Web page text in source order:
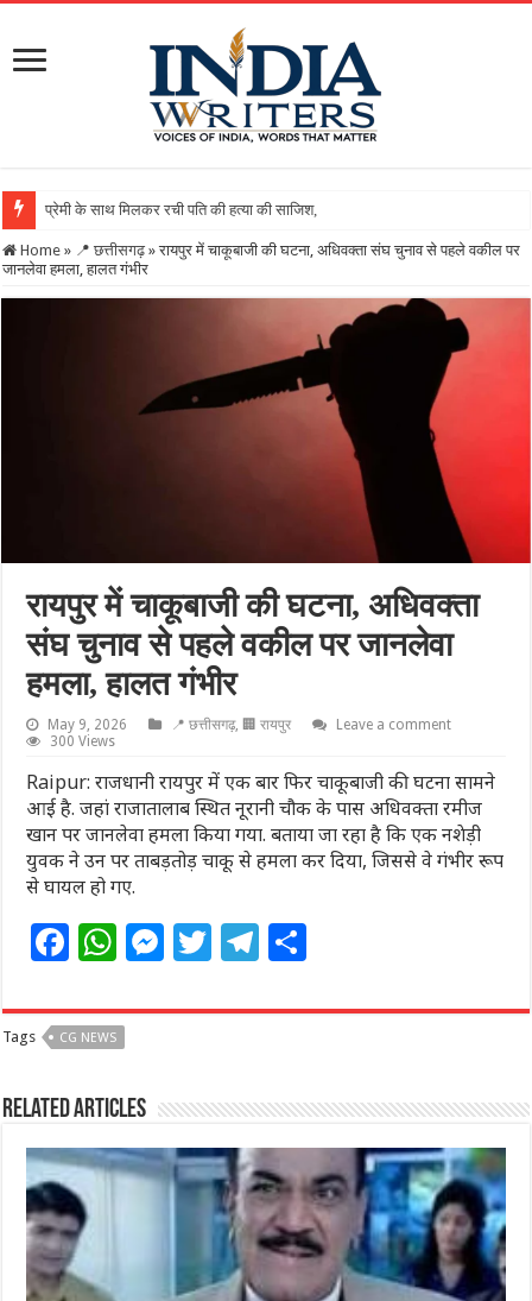
Home » 📍 छत्तीसगढ़ » रायपुर में चाकूबाजी की घटना, अधिवक्ता संघ चुनाव से पहले वकील पर
जानलेवा हमला, हालत गंभीर
रायपुर में चाकूबाजी की घटना, अधिवक्ता
संघ चुनाव से पहले वकील पर जानलेवा
हमला, हालत गंभीर
May 9, 2026 📍 छत्तीसगढ़, 🏢 रायपुर
Leave a comment
300 Views
Raipur: राजधानी रायपुर में एक बार फिर चाकूबाजी की घटना सामने
आई है. जहां राजातालाब स्थित नूरानी चौक के पास अधिवक्ता रमीज
खान पर जानलेवा हमला किया गया. बताया जा रहा है कि एक नशेड़ी
युवक ने उन पर ताबड़तोड़ चाकू से हमला कर दिया, जिससे वे गंभीर रूप
से घायल हो गए.
F
c
e
b
o
o
k
W
at
s
A
p
p
M
ss
n
g
e
T
itt
r
T
e
ra
m
ar
Tags CG NEWS
Related Articles